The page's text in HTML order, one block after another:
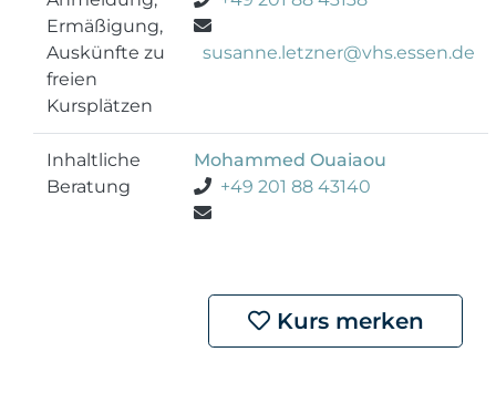
Ermäßigung,
Auskünfte zu
freien
Kursplätzen
susanne.letzner@vhs.essen.de
Inhaltliche
Beratung
Mohammed Ouaiaou
+49 201 88 43140
Kurs merken